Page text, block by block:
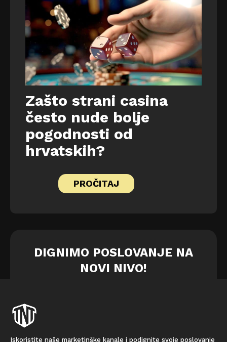
Zašto strani casina
često nude bolje
pogodnosti od
hrvatskih?
PROČITAJ
DIGNIMO POSLOVANJE NA
NOVI NIVO!
Iskoristite naše marketinške kanale i podignite svoje poslovanje